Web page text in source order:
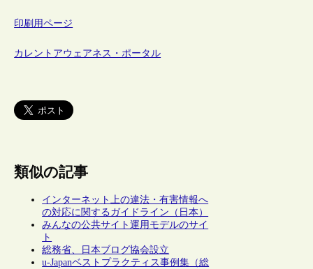
印刷用ページ
カレントアウェアネス・ポータル
類似の記事
インターネット上の違法・有害情報へ
の対応に関するガイドライン（日本）
みんなの公共サイト運用モデルのサイ
ト
総務省、日本ブログ協会設立
u-Japanベストプラクティス事例集（総